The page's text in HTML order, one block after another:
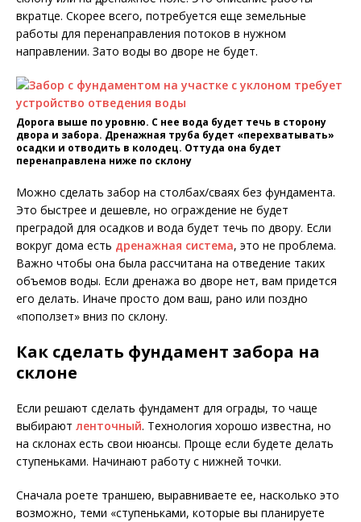
вкратце. Скорее всего, потребуется еще земельные
работы для перенаправления потоков в нужном
направлении. Зато воды во дворе не будет.
Дорога выше по уровню. С нее вода будет течь в сторону
двора и забора. Дренажная труба будет «перехватывать»
осадки и отводить в колодец. Оттуда она будет
перенаправлена ниже по склону
Можно сделать забор на столбах/сваях без фундамента.
Это быстрее и дешевле, но ограждение не будет
преградой для осадков и вода будет течь по двору. Если
вокруг дома есть дренажная система, это не проблема.
Важно чтобы она была рассчитана на отведение таких
объемов воды. Если дренажа во дворе нет, вам придется
его делать. Иначе просто дом ваш, рано или поздно
«поползет» вниз по склону.
Как сделать фундамент забора на
склоне
Если решают сделать фундамент для ограды, то чаще
выбирают ленточный. Технология хорошо известна, но
на склонах есть свои нюансы. Проще если будете делать
ступеньками. Начинают работу с нижней точки.
Сначала роете траншею, выравниваете ее, насколько это
возможно, теми «ступеньками, которые вы планируете